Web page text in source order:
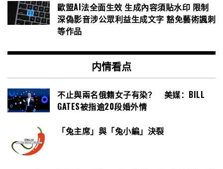
歐盟AI法全面生效 生成內容須貼水印 限制
深偽影音涉公眾利益生成文字 豁免藝術諷刺
等作品
内情看点
不止與兩名俄籍女子有染？ 美媒：BILL
GATES被指逾20段婚外情
「兔主席」與「兔小編」決裂